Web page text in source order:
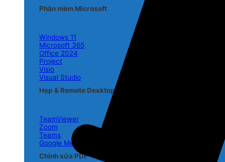
Phần mềm Microsoft
Windows 11
Microsoft 365
Office 2024
Project
Visio
Visual Studio
Họp & Remote Desktop
TeamViewer
Zoom
Teams
Google Meet
Chỉnh sửa PDF